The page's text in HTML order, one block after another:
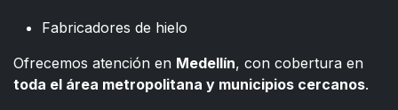
Fabricadores de hielo
Ofrecemos atención en Medellín, con cobertura en
toda el área metropolitana y municipios cercanos.